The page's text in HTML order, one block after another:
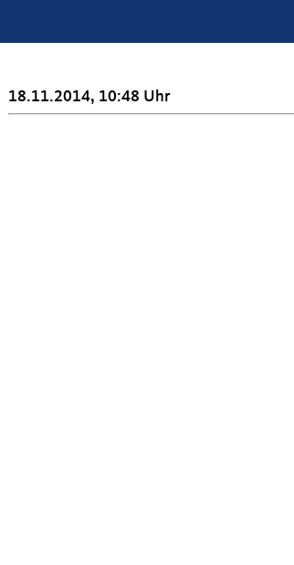
18.11.2014, 10:48 Uhr